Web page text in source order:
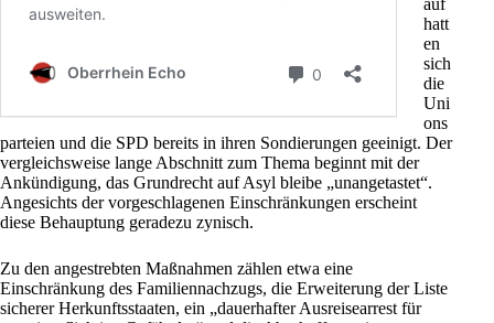
hatt
en
sich
die
Uni
ons
parteien und die SPD bereits in ihren Sondierungen geeinigt. Der
vergleichsweise lange Abschnitt zum Thema beginnt mit der
Ankündigung, das Grundrecht auf Asyl bleibe „unangetastet“.
Angesichts der vorgeschlagenen Einschränkungen erscheint
diese Behauptung geradezu zynisch.
Zu den angestrebten Maßnahmen zählen etwa eine
Einschränkung des Familiennachzugs, die Erweiterung der Liste
sicherer Herkunftsstaaten, ein „dauerhafter Ausreisearrest für